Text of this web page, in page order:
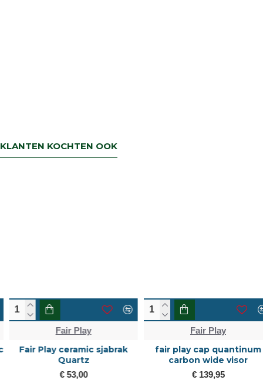
KLANTEN KOCHTEN OOK
Fair Play
Fair Play ceramic sjabrak
Quartz
€ 53,00
Fair Play
fair play cap quantinum
carbon wide visor
€ 139,95